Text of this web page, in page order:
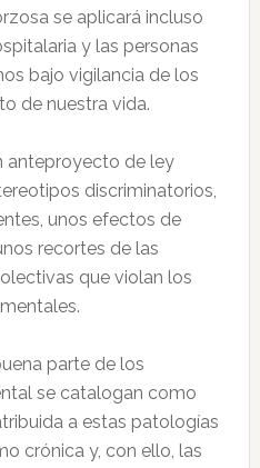
se aplicará incluso
y las personas
bajo vigilancia de los
de nuestra vida.
anteproyecto de ley
discriminatorios,
unos efectos de
recortes de las
que violan los
parte de los
se catalogan como
a estas patologías
crónica y, con ello, las